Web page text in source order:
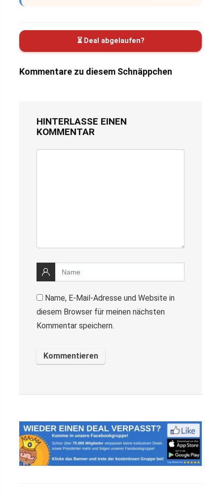
⏳ Deal abgelaufen?
Kommentare zu diesem Schnäppchen
HINTERLASSE EINEN
KOMMENTAR
Name, E-Mail-Adresse und Website in
diesem Browser für meinen nächsten
Kommentar speichern.